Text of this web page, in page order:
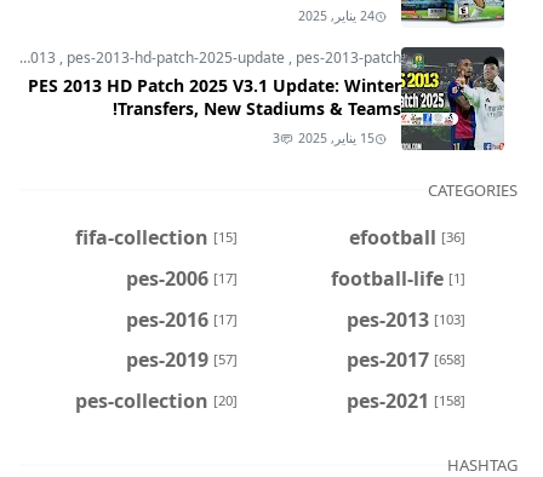
24 يناير, 2025
pes-2013 , pes-2013-hd-patch-2025-update , pes-2013-patch
PES 2013 HD Patch 2025 V3.1 Update: Winter
Transfers, New Stadiums & Teams!
15 يناير, 2025 3
CATEGORIES
efootball [36]
fifa-collection [15]
football-life [1]
pes-2006 [17]
pes-2013 [103]
pes-2016 [17]
pes-2017 [658]
pes-2019 [57]
pes-2021 [158]
pes-collection [20]
HASHTAG